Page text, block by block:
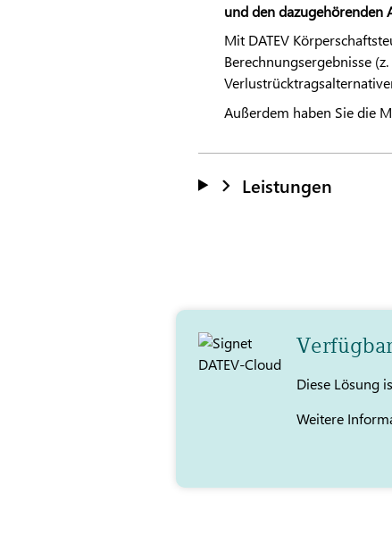
und den dazugehörenden
Mit DATEV
Berechnungsergebnisse
Außerdem haben Sie die
Leistungen
Diese Lösung
Weitere